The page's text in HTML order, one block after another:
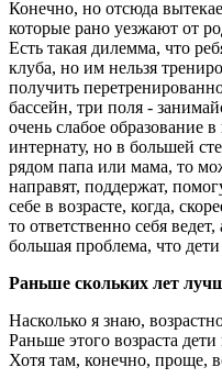
Конечно, но отсюда
которые рано уезжают от
Есть такая дилемма, что
клуба, но им нельзя
получить
бассейн, три поля -
очень слабое образование
интернату, но в большей
рядом папа или мама, то
направят, поддержат,
себе в возрасте, когда,
то ответственно себя
большая проблема, что
Раньше скольких лет
Насколько я знаю,
Раньше этого возраста
Хотя там, конечно, проще,